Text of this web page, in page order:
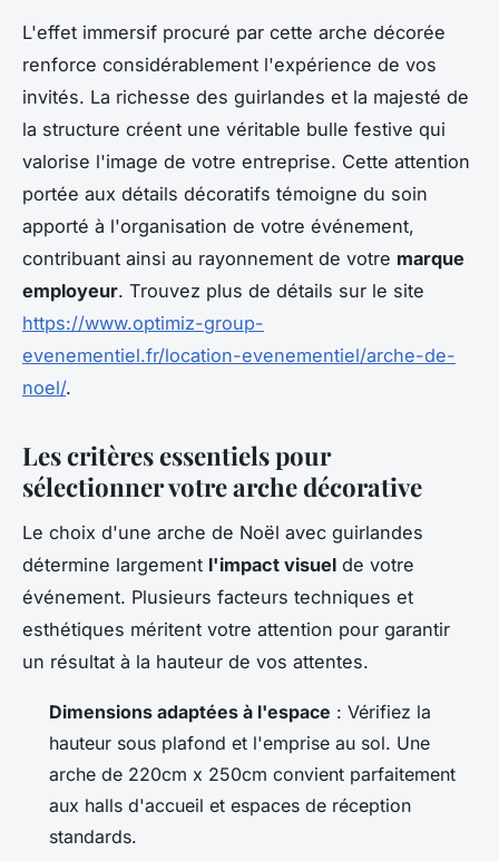
L'effet immersif procuré par cette arche décorée
renforce considérablement l'expérience de vos
invités. La richesse des guirlandes et la majesté de
la structure créent une véritable bulle festive qui
valorise l'image de votre entreprise. Cette attention
portée aux détails décoratifs témoigne du soin
apporté à l'organisation de votre événement,
contribuant ainsi au rayonnement de votre marque
employeur. Trouvez plus de détails sur le site
https://www.optimiz-group-
evenementiel.fr/location-evenementiel/arche-de-
noel/.
Les critères essentiels pour
sélectionner votre arche décorative
Le choix d'une arche de Noël avec guirlandes
détermine largement l'impact visuel de votre
événement. Plusieurs facteurs techniques et
esthétiques méritent votre attention pour garantir
un résultat à la hauteur de vos attentes.
Dimensions adaptées à l'espace : Vérifiez la
hauteur sous plafond et l'emprise au sol. Une
arche de 220cm x 250cm convient parfaitement
aux halls d'accueil et espaces de réception
standards.